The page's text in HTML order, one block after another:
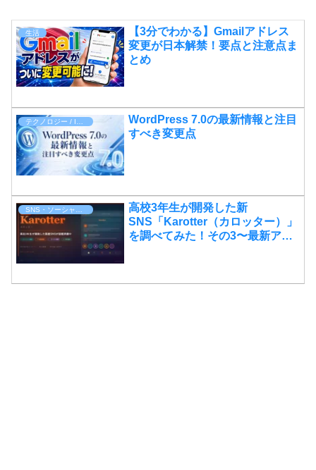
生活
【3分でわかる】Gmailアドレス
変更が日本解禁！要点と注意点ま
とめ
WordPress 7.0の最新情報と注目
すべき変更点
高校3年生が開発した新
SNS「Karotter（カロッター）」
を調べてみた！その3〜最新アッ